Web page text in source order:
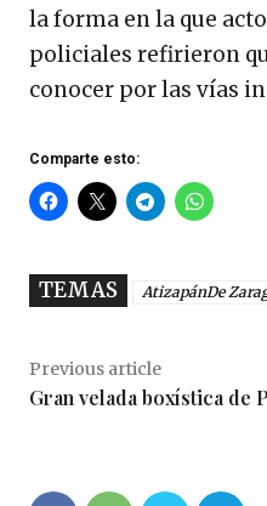
la forma en la que
policiales refirieron
conocer por las vías
Comparte esto:
TEMAS AtizapánDe
Previous article
Gran velada boxística de